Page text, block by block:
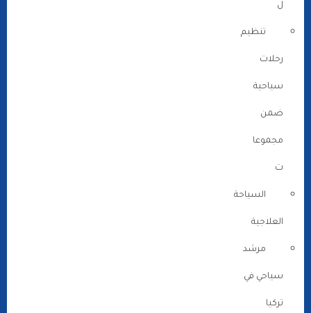
ل
تنظيم
رحلات
سياحية
ضمن
مجموعا
ت
السياحة
العلاجية
مرشد
سياحي في
تركيا